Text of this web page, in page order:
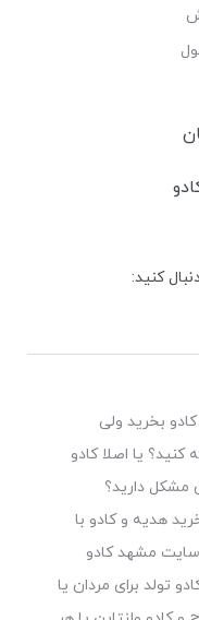
کنید:
بخرید ولی
کنید؟ یا اصلا کادو
مشکل دارید؟
هدیه و کادو با
مشهد کادو
تولد برای مردان یا